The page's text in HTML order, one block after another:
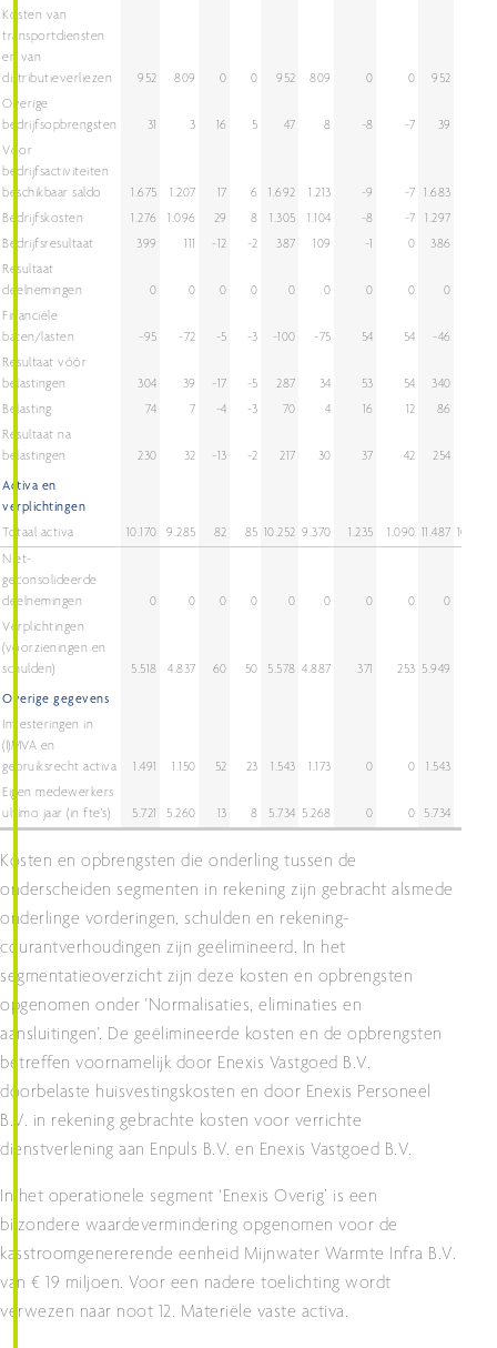
Kosten van
transportdiensten
en van
distributieverliezen
952 809 0 0 952 809 0 0 952
Overige
bedrijfsopbrengsten
31 3 16 5 47 8 -8 -7 39
Voor
bedrijfsactiviteiten
beschikbaar saldo
1.675 1.207 17 6 1.692 1.213 -9 -7 1.683
Bedrijfskosten
1.276 1.096 29 8 1.305 1.104 -8 -7 1.297
Bedrijfsresultaat
399 111 -12 -2 387 109 -1 0 386
Resultaat
deelnemingen
0 0 0 0 0 0 0 0 0
Financiële
baten/lasten
-95 -72 -5 -3 -100 -75 54 54 -46
Resultaat vóór
belastingen
304 39 -17 -5 287 34 53 54 340
Belasting
74 7 -4 -3 70 4 16 12 86
Resultaat na
belastingen
230 32 -13 -2 217 30 37 42 254
Activa en
verplichtingen
Totaal activa
10.170 9.285 82 85 10.252 9.370 1.235 1.090 11.487 10.460
Niet-
geconsolideerde
deelnemingen
0 0 0 0 0 0 0 0 0
Verplichtingen
(voorzieningen en
schulden)
5.518 4.837 60 50 5.578 4.887 371 253 5.949
Overige gegevens
Investeringen in
(I)MVA en
gebruiksrecht activa
1.491 1.150 52 23 1.543 1.173 0 0 1.543
Eigen medewerkers
ultimo jaar (in fte's)
5.721 5.260 13 8 5.734 5.268 0 0 5.734
Kosten en opbrengsten die onderling tussen de
onderscheiden segmenten in rekening zijn gebracht alsmede
onderlinge vorderingen, schulden en rekening-
courantverhoudingen zijn geëlimineerd. In het
segmentatieoverzicht zijn deze kosten en opbrengsten
opgenomen onder 'Normalisaties, eliminaties en
aansluitingen'. De geëlimineerde kosten en de opbrengsten
betreffen voornamelijk door Enexis Vastgoed B.V.
doorbelaste huisvestingskosten en door Enexis Personeel
B.V. in rekening gebrachte kosten voor verrichte
dienstverlening aan Enpuls B.V. en Enexis Vastgoed B.V.
In het operationele segment ‘Enexis Overig’ is een
bijzondere waardevermindering opgenomen voor de
kasstroomgenererende eenheid Mijnwater Warmte Infra B.V.
van € 19 miljoen. Voor een nadere toelichting wordt
verwezen naar noot 12. Materiële vaste activa.